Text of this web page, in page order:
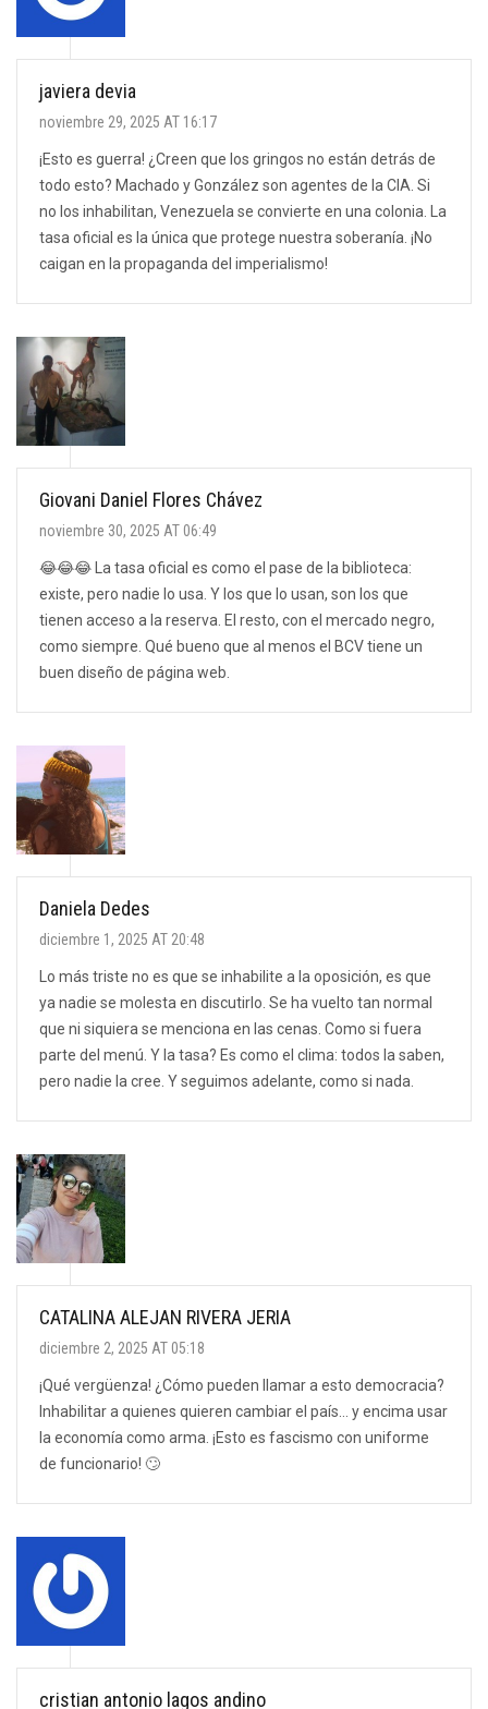
javiera devia
noviembre 29, 2025 AT 16:17
¡Esto es guerra! ¿Creen que los gringos no están detrás de
todo esto? Machado y González son agentes de la CIA. Si
no los inhabilitan, Venezuela se convierte en una colonia. La
tasa oficial es la única que protege nuestra soberanía. ¡No
caigan en la propaganda del imperialismo!
Giovani Daniel Flores Chávez
noviembre 30, 2025 AT 06:49
😂😂😂 La tasa oficial es como el pase de la biblioteca:
existe, pero nadie lo usa. Y los que lo usan, son los que
tienen acceso a la reserva. El resto, con el mercado negro,
como siempre. Qué bueno que al menos el BCV tiene un
buen diseño de página web.
Daniela Dedes
diciembre 1, 2025 AT 20:48
Lo más triste no es que se inhabilite a la oposición, es que
ya nadie se molesta en discutirlo. Se ha vuelto tan normal
que ni siquiera se menciona en las cenas. Como si fuera
parte del menú. Y la tasa? Es como el clima: todos la saben,
pero nadie la cree. Y seguimos adelante, como si nada.
CATALINA ALEJAN RIVERA JERIA
diciembre 2, 2025 AT 05:18
¡Qué vergüenza! ¿Cómo pueden llamar a esto democracia?
Inhabilitar a quienes quieren cambiar el país… y encima usar
la economía como arma. ¡Esto es fascismo con uniforme
de funcionario! 🙄
cristian antonio lagos andino